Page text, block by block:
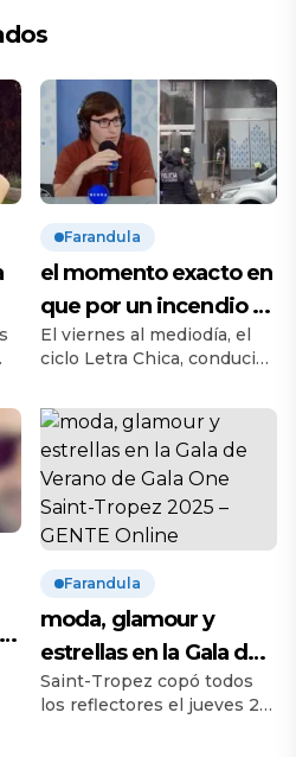
y
Farandula
el momento exacto en
que por un incendio se
cortó en vivo la
transmisión de Neura –
GENTE Online
El viernes al mediodía, el
ciclo Letra Chica, conducido
vivió un momento de
tensión absoluta al aire
cuando un incendio obligó
a interrumpir la
transmisión en vivo y
evacuar de inmediato las
instalaciones de Neura, el
canal de streaming de
Alejandro Fantino. Todo
ocurrió cerca de las 12:30,
mientras el periodista
rosarino […]
Farandula
moda, glamour y
estrellas en la Gala de
Verano de Gala One
Saint-Tropez 2025 –
Saint-Tropez copó todos
los reflectores el jueves 24